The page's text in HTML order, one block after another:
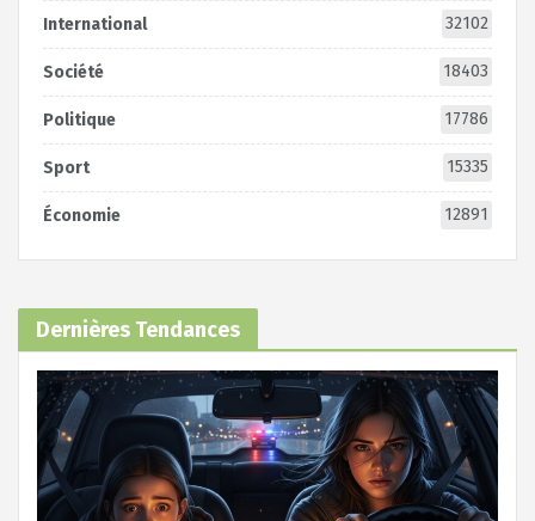
International 32102
Société 18403
Politique 17786
Sport 15335
Économie 12891
Dernières Tendances